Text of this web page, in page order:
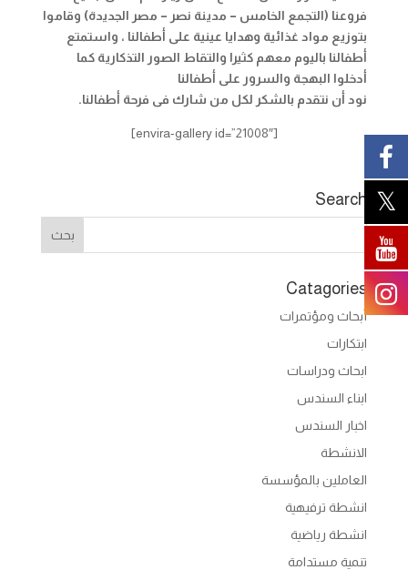
فروعنا (التجمع الخامس – مدينة نصر – مصر الجديدة) وقاموا
بتوزيع مواد غذائية وهدايا عينية على أطفالنا ، واستمتع
أطفالنا باليوم معهم كثيرا والتقاط الصور التذكارية كما
أدخلوا البهجة والسرور على أطفالنا
نود أن نتقدم بالشكر لكل من شارك فى فرحة أطفالنا.
[envira-gallery id=”21008″]
Search
Catagories
أبحاث ومؤتمرات
ابتكارات
ابحاث ودراسات
ابناء السندس
اخبار السندس
الانشطة
العاملين بالمؤسسة
انشطة ترفيهية
انشطة رياضية
تنمية مستدامة